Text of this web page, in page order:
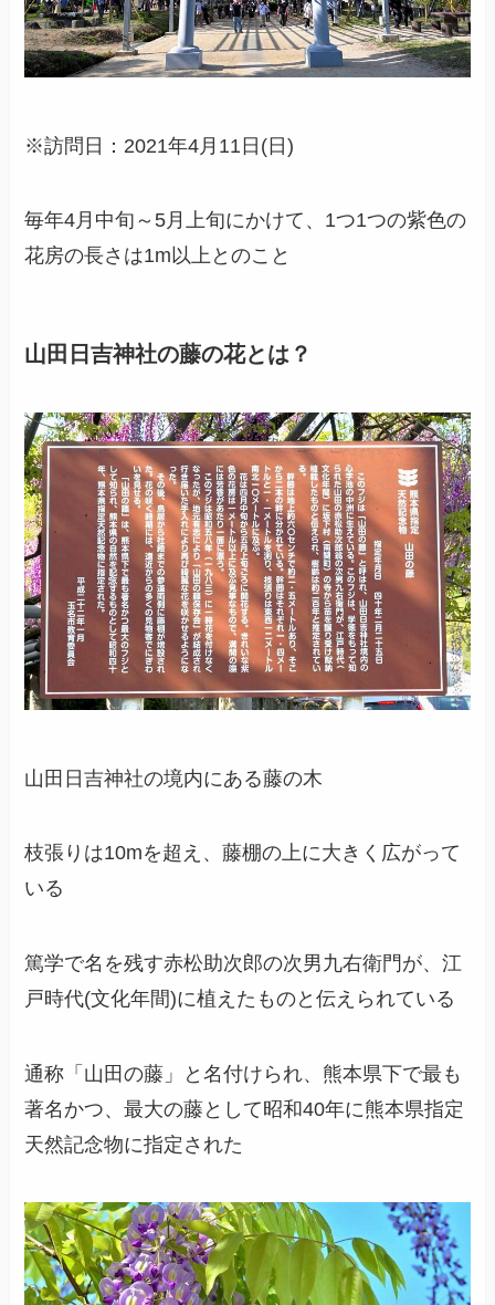
※訪問日：2021年4月11日(日)
毎年4月中旬～5月上旬にかけて、1つ1つの紫色の
花房の長さは1m以上とのこと
山田日吉神社の藤の花とは？
山田日吉神社の境内にある藤の木
枝張りは10mを超え、藤棚の上に大きく広がって
いる
篤学で名を残す赤松助次郎の次男九右衛門が、江
戸時代(文化年間)に植えたものと伝えられている
通称「山田の藤」と名付けられ、熊本県下で最も
著名かつ、最大の藤として昭和40年に熊本県指定
天然記念物に指定された